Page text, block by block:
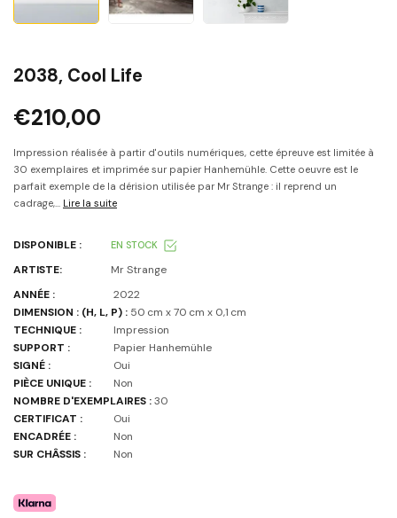
2038, Cool Life
€210,00
Impression réalisée à partir d'outils numériques, cette épreuve est limitée à
30 exemplaires et imprimée sur papier Hanhemühle. Cette oeuvre est le
parfait exemple de la dérision utilisée par Mr Strange : il reprend un
cadrage,... Lire la suite
DISPONIBLE : EN STOCK
ARTISTE:
Mr Strange
ANNÉE :
2022
DIMENSION : (H, L, P) : 50 cm x 70 cm x 0,1 cm
TECHNIQUE :
Impression
SUPPORT :
Papier Hanhemühle
SIGNÉ :
Oui
PIÈCE UNIQUE :
Non
NOMBRE D'EXEMPLAIRES :30
CERTIFICAT :
Oui
ENCADRÉE :
Non
SUR CHÂSSIS :
Non